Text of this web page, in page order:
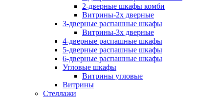
2-дверные шкафы комби
Витрины-2х дверные
3-дверные распашные шкафы
Витрины-3х дверные
4-дверные распашные шкафы
5-дверные распашные шкафы
6-дверные распашные шкафы
Угловые шкафы
Витрины угловые
Витрины
Стеллажи